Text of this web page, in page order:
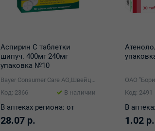
Аспирин С таблетки
шипуч. 400мг 240мг
упаковка №10
Код: 2366
В наличии
В аптеках региона: от
28.07 р.
Код: 2491
В
1.02 р.